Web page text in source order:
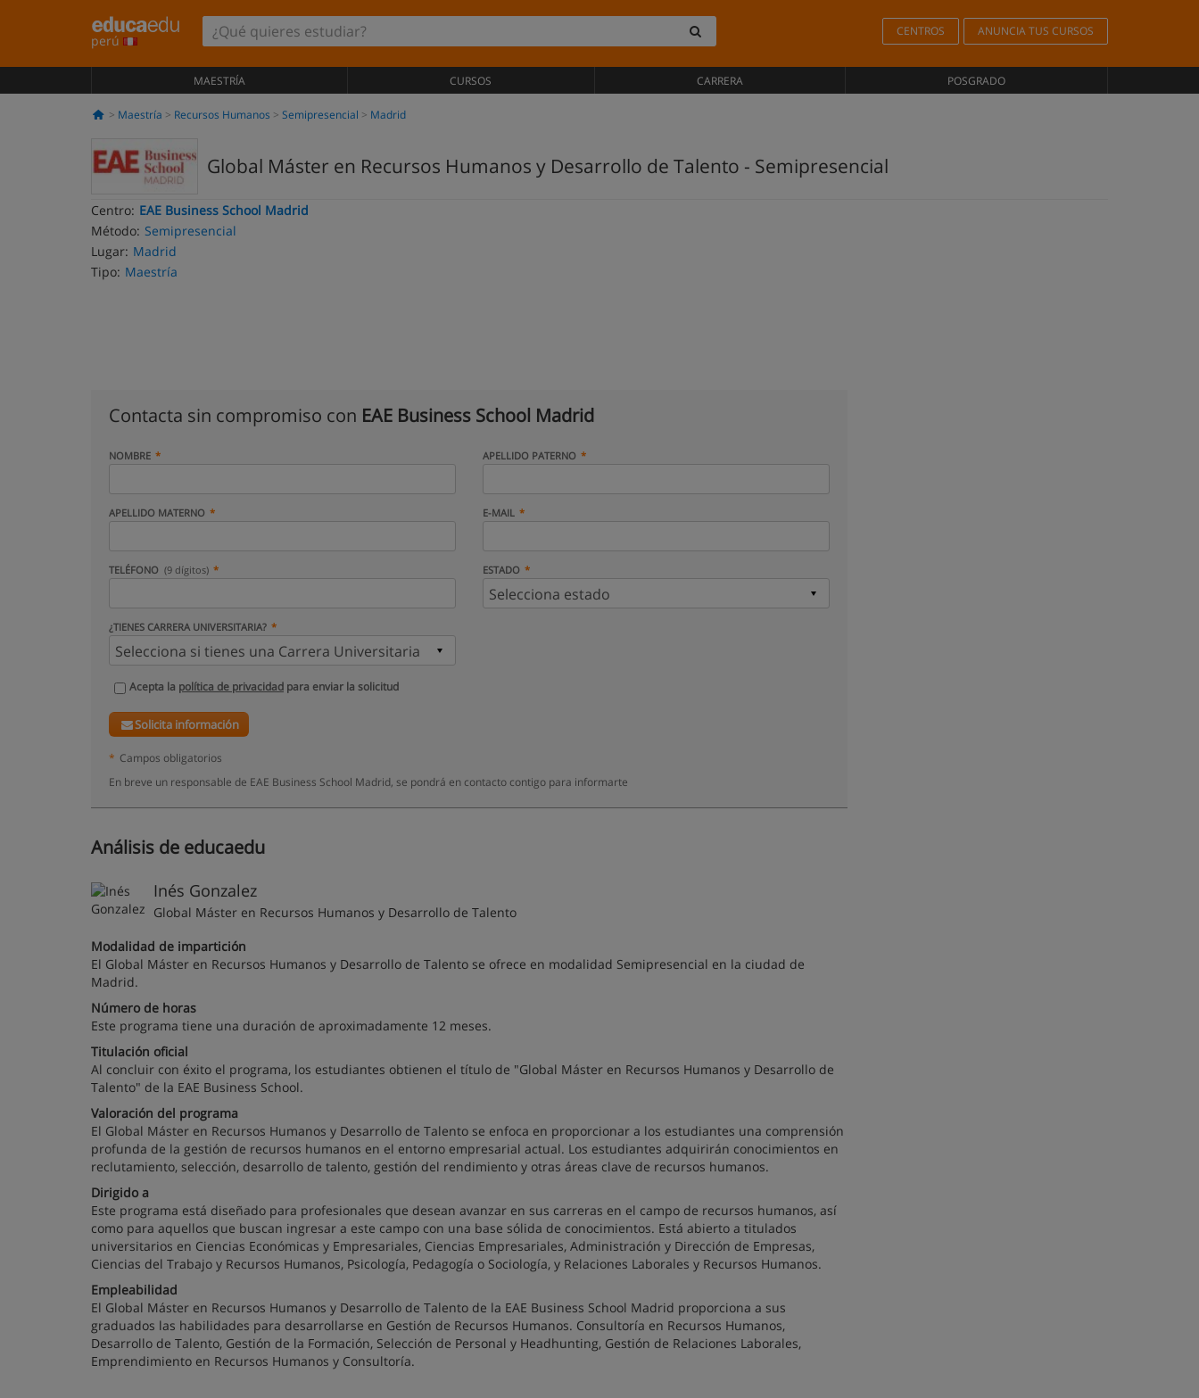
perú
CENTROS ANUNCIA TUS CURSOS
MAESTRÍA CURSOS CARRERA POSGRADO
Maestría Recursos Humanos Semipresencial Madrid
Global Máster en Recursos Humanos y Desarrollo de Talento - Semipresencial
Centro: EAE Business School Madrid
Método: Semipresencial
Lugar: Madrid
Tipo: Maestría
Contacta sin compromiso con EAE Business School Madrid
NOMBRE APELLIDO PATERNO
APELLIDO MATERNO E-MAIL
TELÉFONO (9 dígitos) ESTADO
¿TIENES CARRERA UNIVERSITARIA?
Acepta la política de privacidad para enviar la solicitud
Solicita información
* Campos obligatorios
En breve un responsable de EAE Business School Madrid, se pondrá en contacto contigo para informarte
Análisis de educaedu
Inés Gonzalez
Global Máster en Recursos Humanos y Desarrollo de Talento
Modalidad de impartición
El Global Máster en Recursos Humanos y Desarrollo de Talento se ofrece en modalidad Semipresencial en la ciudad de
Madrid.
Número de horas
Este programa tiene una duración de aproximadamente 12 meses.
Titulación oficial
Al concluir con éxito el programa, los estudiantes obtienen el título de "Global Máster en Recursos Humanos y Desarrollo de
Talento" de la EAE Business School.
Valoración del programa
El Global Máster en Recursos Humanos y Desarrollo de Talento se enfoca en proporcionar a los estudiantes una comprensión
profunda de la gestión de recursos humanos en el entorno empresarial actual. Los estudiantes adquirirán conocimientos en
reclutamiento, selección, desarrollo de talento, gestión del rendimiento y otras áreas clave de recursos humanos.
Dirigido a
Este programa está diseñado para profesionales que desean avanzar en sus carreras en el campo de recursos humanos, así
como para aquellos que buscan ingresar a este campo con una base sólida de conocimientos. Está abierto a titulados
universitarios en Ciencias Económicas y Empresariales, Ciencias Empresariales, Administración y Dirección de Empresas,
Ciencias del Trabajo y Recursos Humanos, Psicología, Pedagogía o Sociología, y Relaciones Laborales y Recursos Humanos.
Empleabilidad
El Global Máster en Recursos Humanos y Desarrollo de Talento de la EAE Business School Madrid proporciona a sus
graduados las habilidades para desarrollarse en Gestión de Recursos Humanos. Consultoría en Recursos Humanos,
Desarrollo de Talento, Gestión de la Formación, Selección de Personal y Headhunting, Gestión de Relaciones Laborales,
Emprendimiento en Recursos Humanos y Consultoría.